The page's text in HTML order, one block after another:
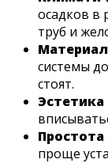
осадков в
труб и
системы
стоят.
проще